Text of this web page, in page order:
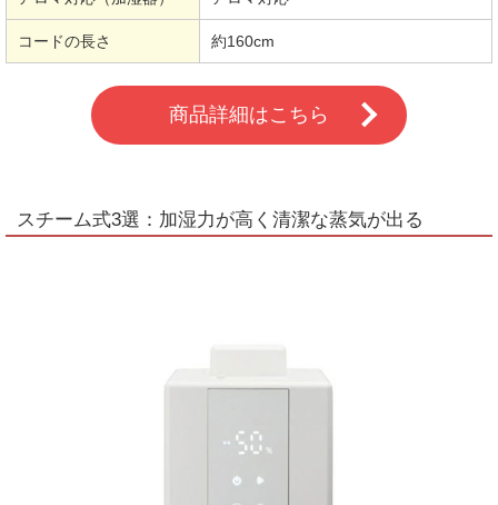
コードの長さ 約160cm
商品詳細はこちら
スチーム式3選：加湿力が高く清潔な蒸気が出る